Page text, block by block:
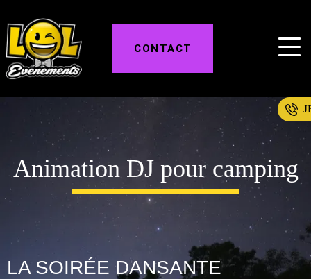
CONTACT
Animation DJ pour camping
LA SOIRÉE DANSANTE